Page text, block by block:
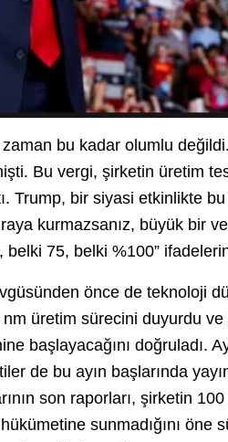
bu kadar olumlu
Bu vergi, şirketin üretim
Trump, bir siyasi etkinlikte
kurmazsanız, büyük bir
75, belki %100”
önce de teknoloji
üretim sürecini duyurdu ve
başlayacağını doğruladı.
de bu ayın başlarında
son raporları, şirketin
sunmadığını öne